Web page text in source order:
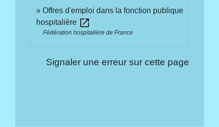
Offres d'emploi dans la fonction publique
hospitalière open_in_new
Fédération hospitalière de France
Signaler une erreur sur cette page